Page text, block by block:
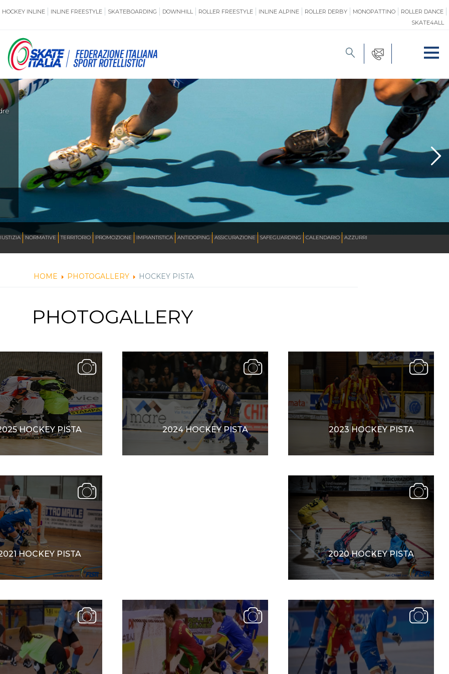
HOCKEY INLINE INLINE FREESTYLE SKATEBOARDING DOWNHILL ROLLER FREESTYLE INLINE ALPINE ROLLER DERBY MONOPATTINO
ROLLER DANCE
SKATE4ALL
NORMATIVE TERRITORIO PROMOZIONE IMPIANTISTICA ANTIDOPING ASSICURAZIONE SAFEGUARDING CALENDARIO AZZURRI
HOME PHOTOGALLERY HOCKEY PISTA
PHOTOGALLERY
HOCKEY PISTA 2024 HOCKEY PISTA 2023 HOCKEY PISTA
HOCKEY PISTA 2020 HOCKEY PISTA
FORMAZIONE
TERRITORIO PROMOZIONE
ANTIDOPING ASSICURAZIONE SAFEGUARDING
AZZURRI
CORSA
INLINE FREESTYLE SKATEBOARDING
ROLLER FREESTYLE INLINE ALPINE
MONOPATTINO ROLLER DANCE
SKATE4ALL
Ricerca Impianti Cookie policy